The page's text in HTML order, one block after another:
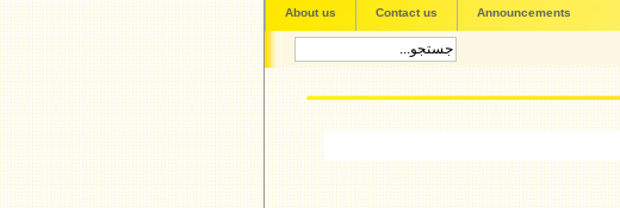
About us Contact us Announcements